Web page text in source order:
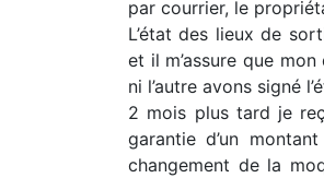
par courrier, le
L’état des lieux de
et il m’assure que
ni l’autre avons signé
2 mois plus tard je
garantie d’un
changement de la